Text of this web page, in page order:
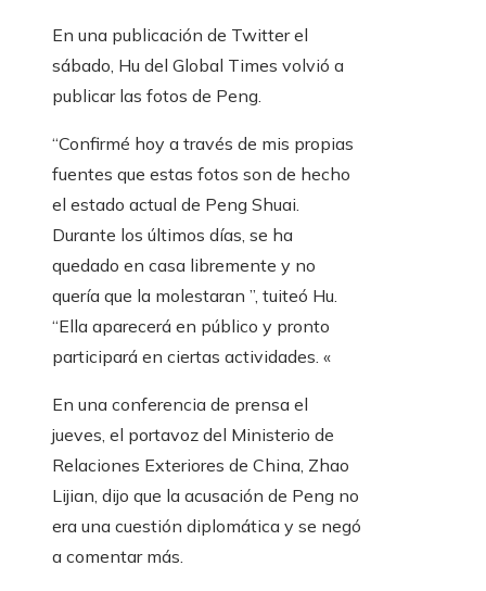
En una publicación de Twitter el
sábado, Hu del Global Times volvió a
publicar las fotos de Peng.
“Confirmé hoy a través de mis propias
fuentes que estas fotos son de hecho
el estado actual de Peng Shuai.
Durante los últimos días, se ha
quedado en casa libremente y no
quería que la molestaran ”, tuiteó Hu.
“Ella aparecerá en público y pronto
participará en ciertas actividades. «
En una conferencia de prensa el
jueves, el portavoz del Ministerio de
Relaciones Exteriores de China, Zhao
Lijian, dijo que la acusación de Peng no
era una cuestión diplomática y se negó
a comentar más.